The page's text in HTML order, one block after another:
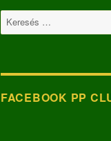
Keresés
a
FACEBOOK PP